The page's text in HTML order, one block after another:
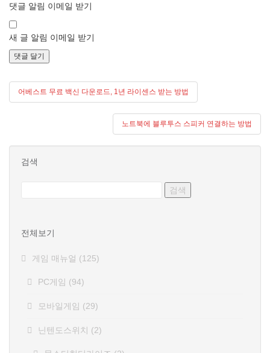
댓글 알림 이메일 받기
새 글 알림 이메일 받기
글
어베스트 무료 백신 다운로드, 1년 라이센스 받는 방법
노트북에 블루투스 스피커 연결하는 방법
검색
전체보기
게임 매뉴얼 (125)
PC게임 (94)
모바일게임 (29)
닌텐도스위치 (2)